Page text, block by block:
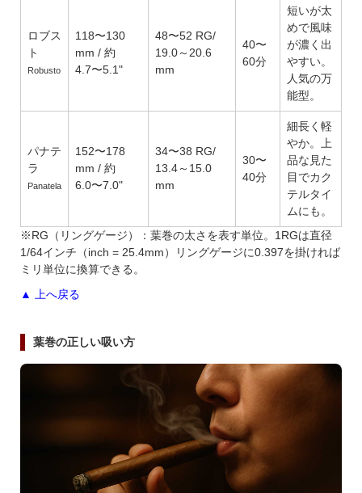
ロブス
ト
Robusto
118〜130
mm / 約
4.7〜5.1"
48〜52 RG/
19.0～20.6
mm
40〜
60分
短いが太
めで風味
が濃く出
やすい。
人気の万
能型。
パナテ
ラ
Panatela
152〜178
mm / 約
6.0〜7.0"
34〜38 RG/
13.4～15.0
mm
30〜
40分
細長く軽
やか。上
品な見た
目でカク
テルタイ
ムにも。
※RG（リングゲージ）：葉巻の太さを表す単位。1RGは直径
1/64インチ（inch = 25.4mm）リングゲージに0.397を掛ければ
ミリ単位に換算できる。
▲ 上へ戻る
葉巻の正しい吸い方